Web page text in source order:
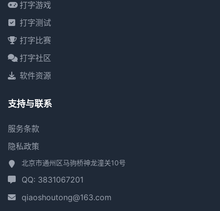
打字游戏
打字测试
打字比赛
打字社区
软件资源
支持与联系
服务条款
隐私政策
北京市通州区马驹桥神龙潼关10号
QQ: 3831067201
qiaoshoutong@163.com